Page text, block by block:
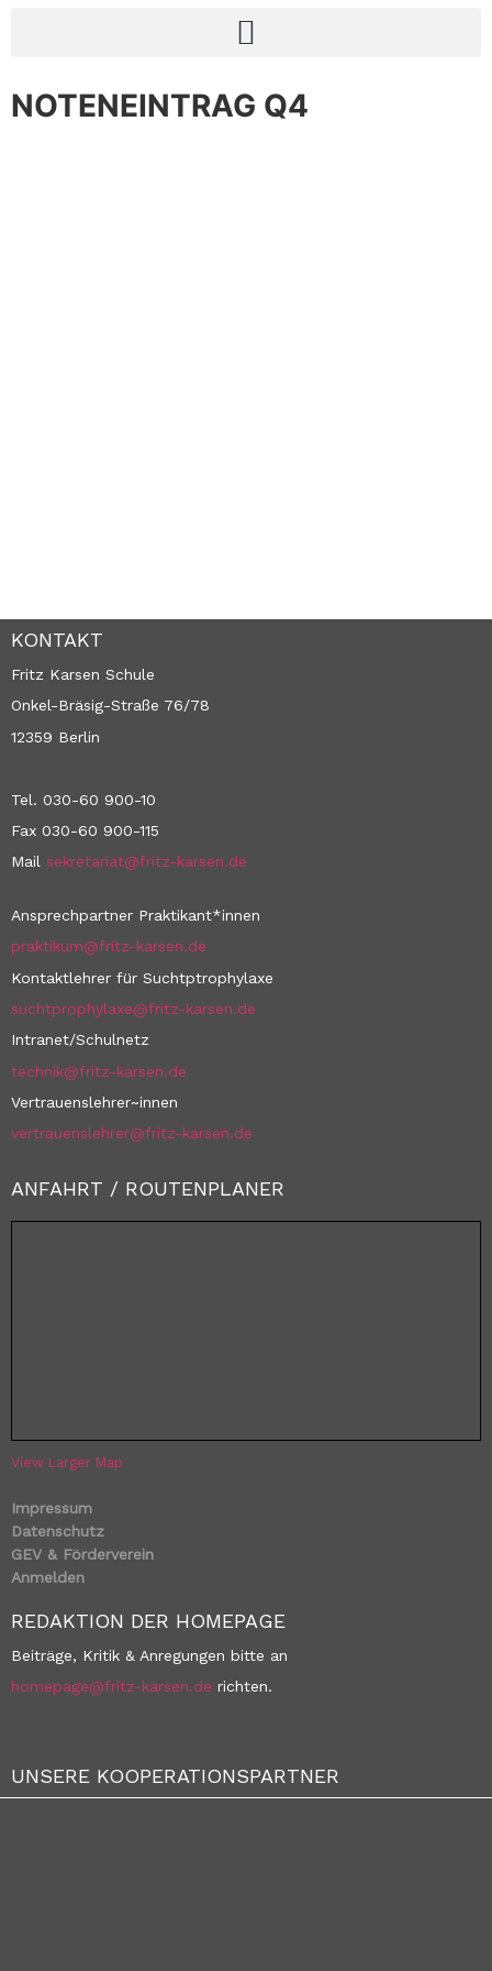
NOTENEINTRAG Q4
KONTAKT
Fritz Karsen Schule
Onkel-Bräsig-Straße 76/78
12359 Berlin
Tel. 030-60 900-10
Fax 030-60 900-115
Mail sekretariat@fritz-karsen.de
Ansprechpartner Praktikant*innen
praktikum@fritz-karsen.de
Kontaktlehrer für Suchtptrophylaxe
suchtprophylaxe@fritz-karsen.de
Intranet/Schulnetz
technik@fritz-karsen.de
Vertrauenslehrer~innen
vertrauenslehrer@fritz-karsen.de
ANFAHRT / ROUTENPLANER
View Larger Map
Impressum
Datenschutz
GEV & Förderverein
Anmelden
REDAKTION DER HOMEPAGE
Beiträge, Kritik & Anregungen bitte an
homepage@fritz-karsen.de richten.
UNSERE KOOPERATIONSPARTNER